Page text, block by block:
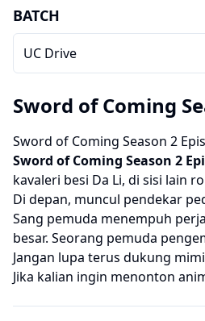
BATCH
UC Drive
Sword of Coming
Sword of Coming Season 2
Sword of Coming Season 2
kavaleri besi Da Li, di sisi lain
Di depan, muncul pendekar
Sang pemuda menempuh
besar. Seorang pemuda
Jangan lupa terus dukung
Jika kalian ingin menonton